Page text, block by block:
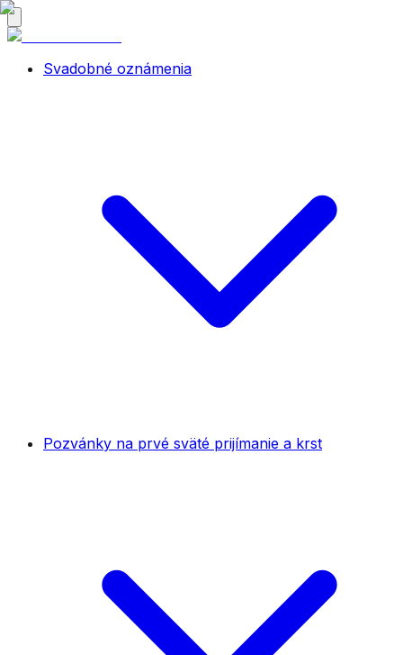
Svadobné oznámenia
Pozvánky na prvé sväté prijímanie a krst